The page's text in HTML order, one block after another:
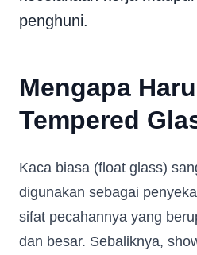
penghuni.
Mengapa
Tempered
Kaca biasa (float glass)
digunakan sebagai
sifat pecahannya yang
dan besar. Sebaliknya,